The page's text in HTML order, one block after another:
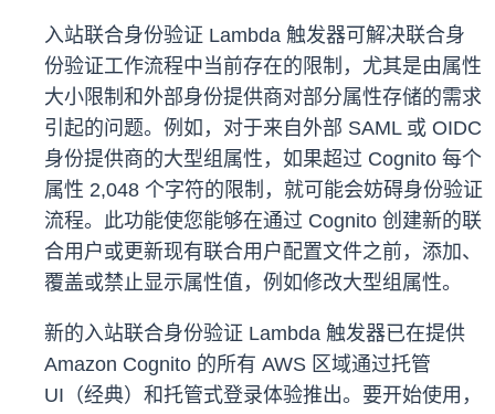
入站联合身份验证 Lambda 触发器可解决联合身
份验证工作流程中当前存在的限制，尤其是由属性
大小限制和外部身份提供商对部分属性存储的需求
引起的问题。例如，对于来自外部 SAML 或 OIDC
身份提供商的大型组属性，如果超过 Cognito 每个
属性 2,048 个字符的限制，就可能会妨碍身份验证
流程。此功能使您能够在通过 Cognito 创建新的联
合用户或更新现有联合用户配置文件之前，添加、
覆盖或禁止显示属性值，例如修改大型组属性。
新的入站联合身份验证 Lambda 触发器已在提供
Amazon Cognito 的所有 AWS 区域通过托管
UI（经典）和托管式登录体验推出。要开始使用，